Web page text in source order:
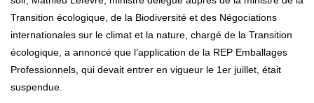
Transition écologique, de la Biodiversité et des Négociations
internationales sur le climat et la nature, chargé de la Transition
écologique, a annoncé que l’application de la REP Emballages
Professionnels, qui devait entrer en vigueur le 1er juillet, était
suspendue.